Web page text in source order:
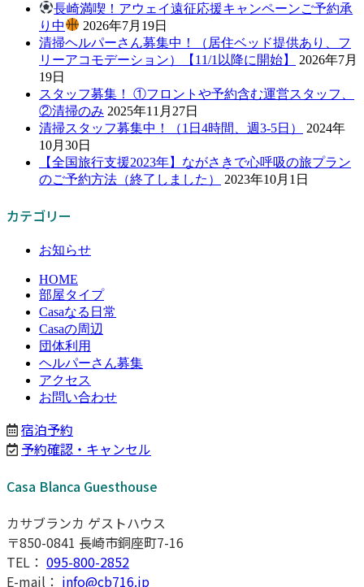
長崎満喫！アウェイ遠征応援キャンペーンご予約承
り中
2026年7月19日
清掃ヘルパーさん募集中！（居住ベッド提供あり、フ
リーアコモデーション）【11/1以降に開始】
2026年7月
19日
スタッフ募集！ ①フロントや予約含む運営スタッフ、
②清掃のみ 2025年11月27日
清掃スタッフ募集中！（1日4時間、週3-5日）
2024年
10月30日
【全国旅行支援2023年】ながさきで心呼吸の旅プラン
のご予約方法（終了しました）
2023年10月1日
カテゴリー
お知らせ
HOME
部屋タイプ
Casaなる日常
Casaの周辺
団体利用
ヘルパーさん募集
アクセス
お問い合わせ
宿泊予約
予約確認・キャンセル
Casa Blanca Guesthouse
カサブランカ ゲストハウス
〒850-0841 長崎市銅座町7-16
TEL： 095-800-2852
E-mail： info@cb716.jp